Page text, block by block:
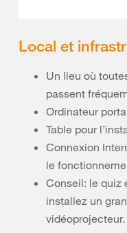
Local et
Un lieu où
passent
Ordinateur
Table pour
Connexion
le
Conseil: le quiz
installez un
vidéoprojecteur.